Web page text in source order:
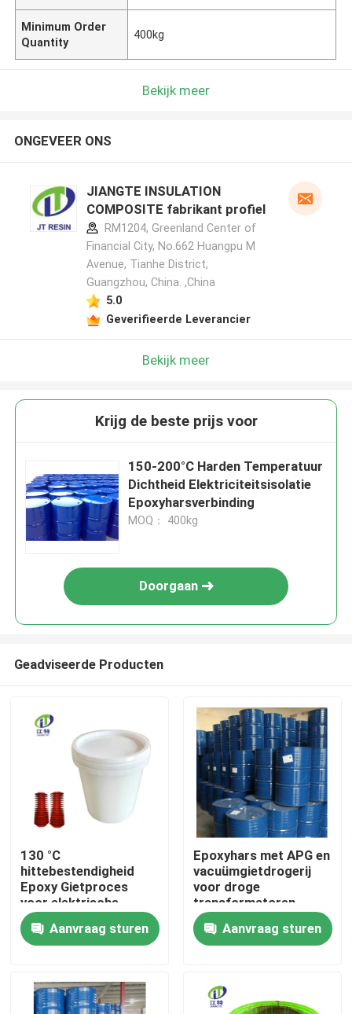
Thuis
Over ons
Minimum Order
Quantity
400kg
Bekijk meer
ONGEVEER ONS
JIANGTE INSULATION
COMPOSITE fabrikant profiel
RM1204, Greenland Center of
Financial City, No.662 Huangpu M
Avenue, Tianhe District,
Guangzhou, China. ,China
5.0
Geverifieerde Leverancier
Bekijk meer
Krijg de beste prijs voor
150-200°C Harden Temperatuur
Dichtheid Elektriciteitsisolatie
Epoxyharsverbinding
MOQ： 400kg
Doorgaan
Geadviseerde Producten
130 °C
hittebestendigheid
Epoxy Gietproces
voor elektrische
isolatoren
Aanvraag sturen
Epoxyhars met APG en
vacuümgietdrogerij
voor droge
transformatoren
Aanvraag sturen